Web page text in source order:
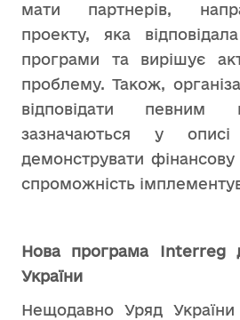
мати партнерів,
проекту, яка
програми та вирішує
проблему. Також,
відповідати певним
зазначаються у
демонструвати фінансову
спроможність
Нова програма Interreg
України
Нещодавно Уряд